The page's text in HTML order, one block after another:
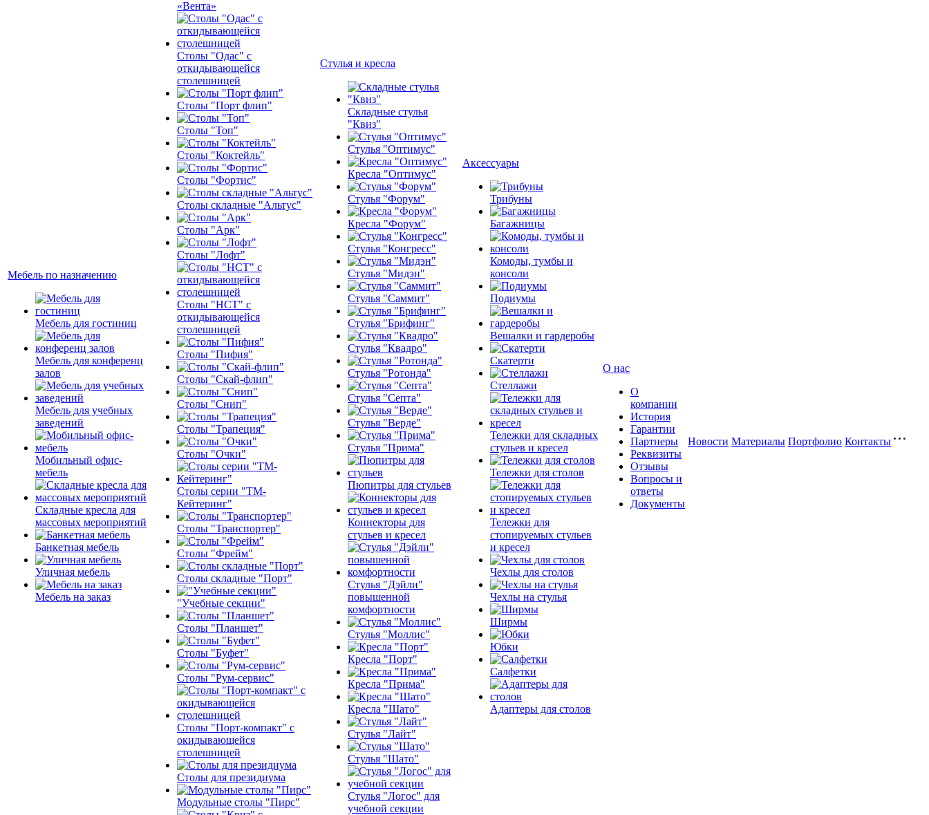
Мебель по назначению
Мебель для гостиниц
Мебель для конференц
залов
Мебель для учебных
заведений
Мобильный офис-
мебель
Складные кресла для
массовых мероприятий
Банкетная мебель
Уличная мебель
Мебель на заказ
«Вента»
Столы "Одас" с
откидывающейся
столешницей
Столы "Порт флип"
Столы "Топ"
Столы "Коктейль"
Столы "Фортис"
Столы складные "Альтус"
Столы "Арк"
Столы "Лофт"
Столы "НСТ" с
откидывающейся
столешницей
Столы "Пифия"
Столы "Скай-флип"
Столы "Снип"
Столы "Трапеция"
Столы "Очки"
Столы серии "ТМ-
Кейтеринг"
Столы "Транспортер"
Столы "Фрейм"
Столы складные "Порт"
"Учебные секции"
Столы "Планшет"
Столы "Буфет"
Столы "Рум-сервис"
Столы "Порт-компакт" с
окидывающейся
столешницей
Столы для президиума
Модульные столы "Пирс"
Стулья и кресла
Складные стулья
"Квиз"
Стулья "Оптимус"
Кресла "Оптимус"
Стулья "Форум"
Кресла "Форум"
Стулья "Конгресс"
Стулья "Мидэн"
Стулья "Саммит"
Стулья "Брифинг"
Стулья "Квадро"
Стулья "Ротонда"
Стулья "Септа"
Стулья "Верде"
Стулья "Прима"
Пюпитры для стульев
Коннекторы для
стульев и кресел
Стулья "Дэйли"
повышенной
комфортности
Стулья "Моллис"
Кресла "Порт"
Кресла "Прима"
Кресла "Шато"
Стулья "Лайт"
Стулья "Шато"
Стулья "Логос" для
учебной секции
Аксессуары
Трибуны
Багажницы
Комоды, тумбы и
консоли
Подиумы
Вешалки и гардеробы
Скатерти
Стеллажи
Тележки для складных
стульев и кресел
Тележки для столов
Тележки для
стопируемых стульев
и кресел
Чехлы для столов
Чехлы на стулья
Ширмы
Юбки
Салфетки
Адаптеры для столов
О нас
О
компании
История
Гарантии
Партнеры
Реквизиты
Отзывы
Вопросы и
ответы
Документы
Новости Материалы Портфолио Контакты